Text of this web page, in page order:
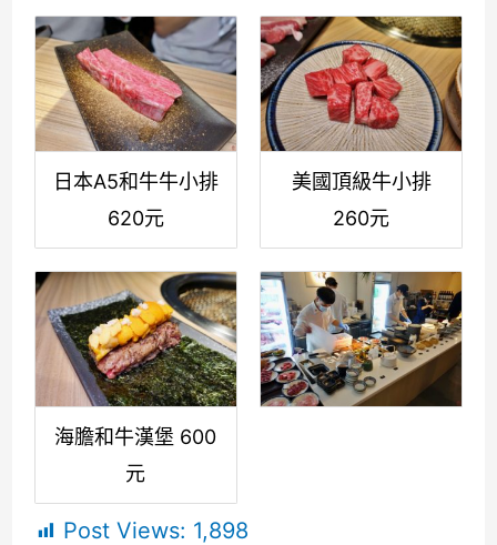
日本A5和牛牛小排
620元
美國頂級牛小排
260元
海膽和牛漢堡 600
元
Post Views: 1,898